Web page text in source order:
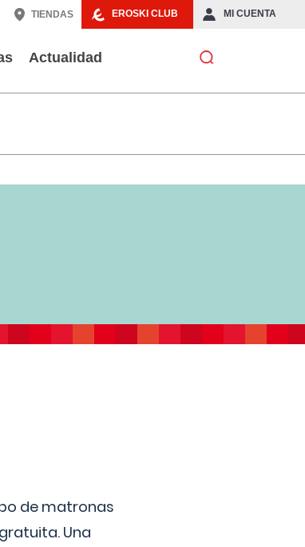
EROSKI CLUB MI CUENTA
TIENDAS
Actualidad
de matronas
Una